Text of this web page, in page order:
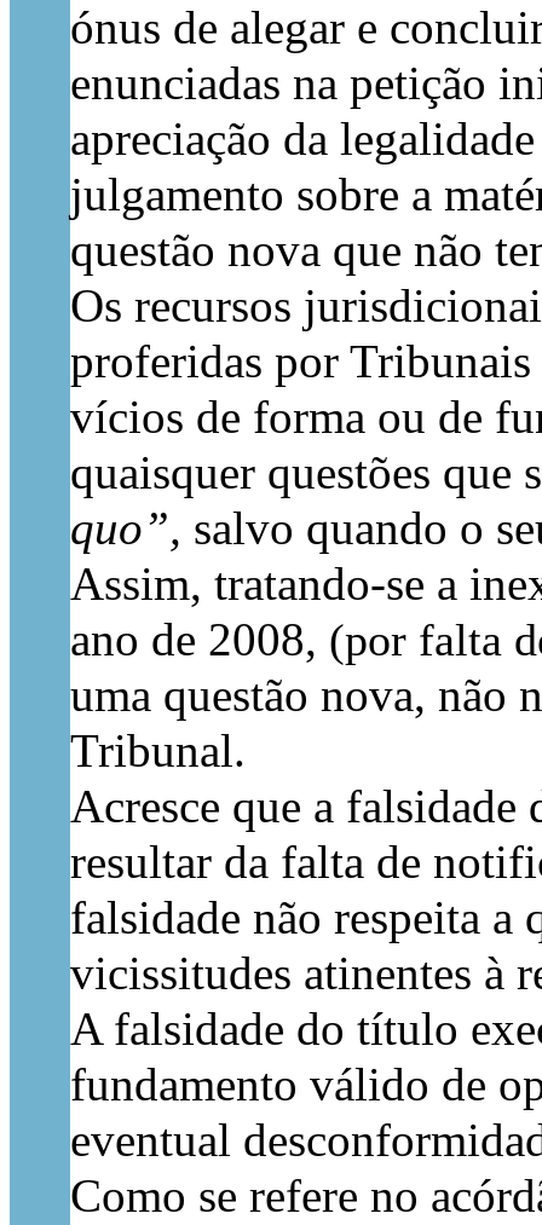
ónus de alegar e
enunciadas na petição
apreciação da
julgamento sobre a
questão nova que não
Os recursos
proferidas por
vícios de forma ou de
quaisquer questões
quo”, salvo quando o
Assim, tratando-se a
ano de 2008, (por falta
uma questão nova, não
Tribunal.
Acresce que a
resultar da falta de
falsidade não respeita
vicissitudes atinentes à
A falsidade do título
fundamento válido de
eventual
Como se refere no